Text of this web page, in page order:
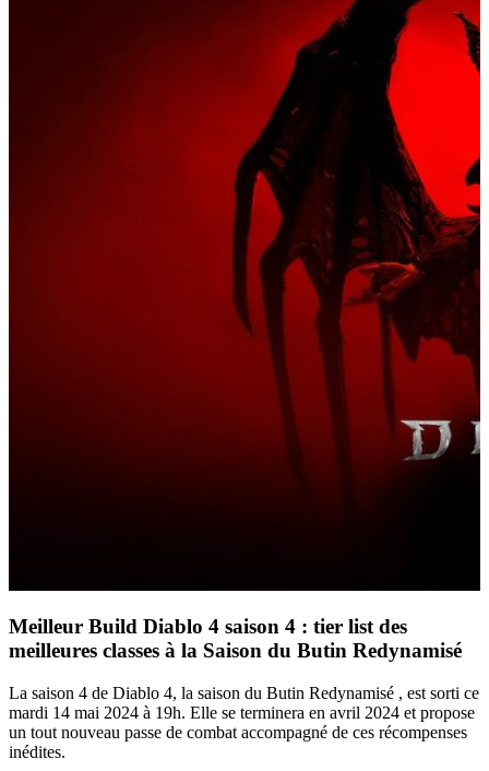
Meilleur Build Diablo 4 saison 4 : tier list des
meilleures classes à la Saison du Butin Redynamisé
La saison 4 de Diablo 4, la saison du Butin Redynamisé , est sorti ce
mardi 14 mai 2024 à 19h. Elle se terminera en avril 2024 et propose
un tout nouveau passe de combat accompagné de ces récompenses
inédites.